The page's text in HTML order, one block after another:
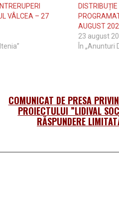
VÂLCEA – 27
AUGUST
23 august
În „Anunturi
COMUNICAT DE PRESA
PROIECTULUI ”LIDIVAL
RĂSPUNDERE